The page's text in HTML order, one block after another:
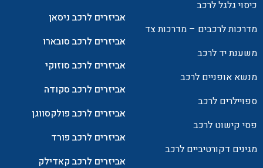
כיסוי גלגל לרכב
מדרכות לרכבים – מדרכות צד
משענת יד לרכב
מנשא אופניים לרכב
ספויילרים לרכב
פסי קישוט לרכב
מגינים דקורטיביים לרכב
אביזרים לרכב ניסאן
אביזרים לרכב סובארו
אביזרים לרכב סוזוקי
אביזרים לרכב סקודה
אביזרים לרכב פולקסווגן
אביזרים לרכב פורד
אביזרים לרכב קאדילק